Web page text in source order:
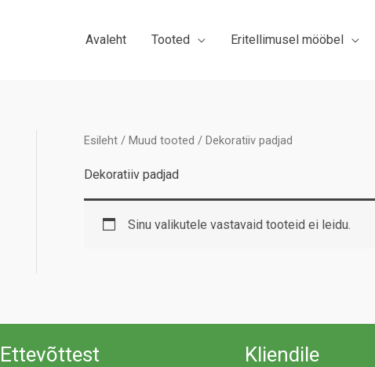
Avaleht Tooted Eritellimusel mööbel
Esileht / Muud tooted / Dekoratiiv padjad
Dekoratiiv padjad
Sinu valikutele vastavaid tooteid ei leidu.
Ettevõttest Kliendile